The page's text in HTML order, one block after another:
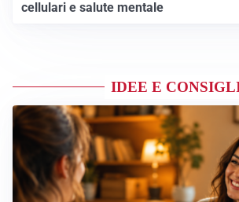
cellulari e salute mentale
IDEE E